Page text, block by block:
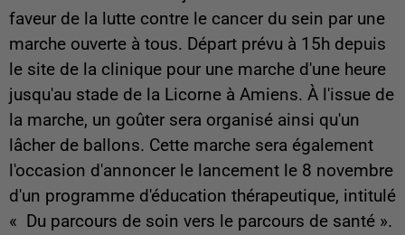
faveur de la lutte contre le cancer du sein par une
marche ouverte à tous. Départ prévu à 15h depuis
le site de la clinique pour une marche d'une heure
jusqu'au stade de la Licorne à Amiens. À l'issue de
la marche, un goûter sera organisé ainsi qu'un
lâcher de ballons. Cette marche sera également
l'occasion d'annoncer le lancement le 8 novembre
d'un programme d'éducation thérapeutique, intitulé
« Du parcours de soin vers le parcours de santé ».